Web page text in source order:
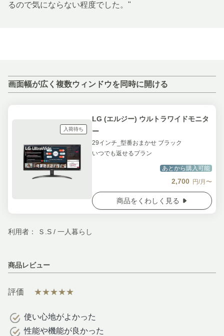
るので気にならない程度でした。"
画面幅が広く複数ウィンドウを同時に開ける
入荷待ち
LG (エルジー) ウルトラワイドモニタ
ー
29インチ_型番おまかせ ブラック
いつでも返せるプラン
あとから購入可能
2,700 円/月〜
商品をくわしく見る
利用者： Ｓ.S / 一人暮らし
商品レビュー
評価 ★★★★★
使い心地がよかった
性能や機能が良かった